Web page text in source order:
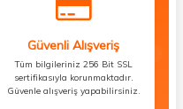
Güvenli Alışveriş
Tüm bilgileriniz 256 Bit SSL
sertifikasıyla korunmaktadır.
Güvenle alışveriş yapabilirsiniz.